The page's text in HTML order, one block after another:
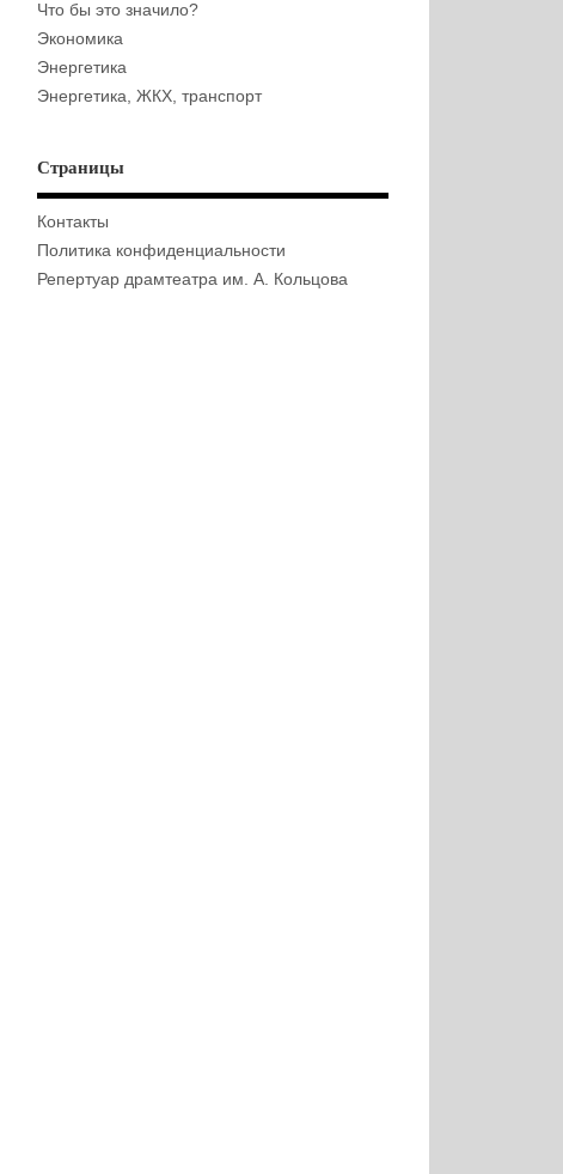
Что бы это значило?
Экономика
Энергетика
Энергетика, ЖКХ, транспорт
Страницы
Контакты
Политика конфиденциальности
Репертуар драмтеатра им. А. Кольцова